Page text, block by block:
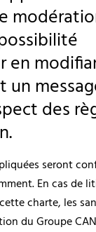
en
un
des
seront
En cas de
charte, les
du Groupe